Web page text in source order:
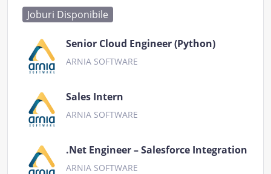
Joburi Disponibile
Senior Cloud Engineer (Python)
ARNIA SOFTWARE
Sales Intern
ARNIA SOFTWARE
.Net Engineer – Salesforce Integration
ARNIA SOFTWARE